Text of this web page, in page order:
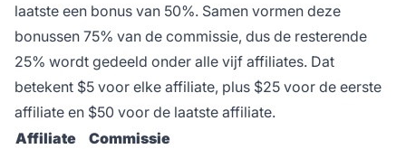
laatste een bonus van 50%. Samen vormen deze
bonussen 75% van de commissie, dus de resterende
25% wordt gedeeld onder alle vijf affiliates. Dat
betekent $5 voor elke affiliate, plus $25 voor de eerste
affiliate en $50 voor de laatste affiliate.
Affiliate
Commissie